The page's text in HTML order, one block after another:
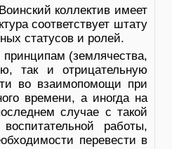
коллектив имеет
соответствует штату
статусов и ролей.
(землячества,
так и отрицательную
во взаимопомощи при
времени, а иногда на
случае с такой
работы,
перевести в